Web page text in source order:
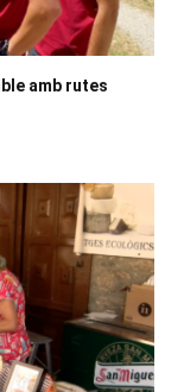
amb rutes